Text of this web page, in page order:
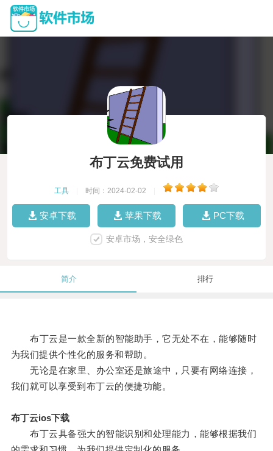
布丁云免费试用
工具 时间：2024-02-02
安卓下载 苹果下载 PC下载
安卓市场，安全绿色
简介 排行
布丁云是一款全新的智能助手，它无处不在，能够随时
为我们提供个性化的服务和帮助。
无论是在家里、办公室还是旅途中，只要有网络连接，
我们就可以享受到布丁云的便捷功能。
布丁云ios下载
布丁云具备强大的智能识别和处理能力，能够根据我们